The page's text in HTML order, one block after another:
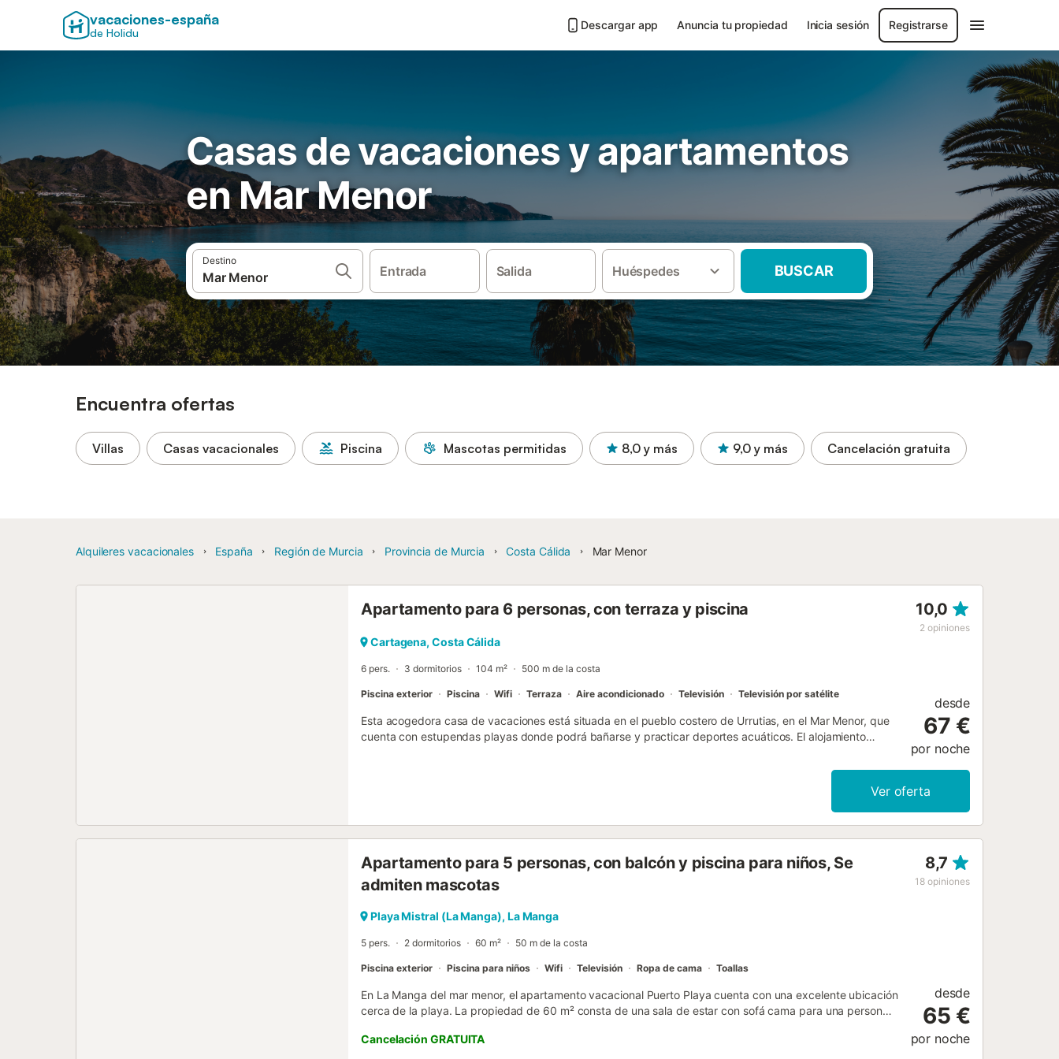
vacaciones-españa
de Holidu
Descargar app Anuncia tu propiedad Inicia sesión Registrarse
Casas de vacaciones y apartamentos
en Mar Menor
Destino
Entrada Salida Huéspedes BUSCAR
Encuentra ofertas
Villas Casas vacacionales Piscina Mascotas permitidas 8,0 y más 9,0 y más Cancelación gratuita
Alquileres vacacionales España Región de Murcia Provincia de Murcia Costa Cálida Mar Menor
Apartamento para 6 personas, con terraza y piscina 10,0
2 opiniones
Cartagena, Costa Cálida
6 pers. 3 dormitorios 104 m² 500 m de la costa
Piscina exterior Piscina Wifi Terraza Aire acondicionado Televisión Televisión por satélite
Esta acogedora casa de vacaciones está situada en el pueblo costero de Urrutias, en el Mar Menor, que
cuenta con estupendas playas donde podrá bañarse y practicar deportes acuáticos. El alojamiento
desayuno al sol. El amplio y moderno salón-comedor es ideal para disfrutar del tiempo juntos. En el
exterior, hay una piscina para refrescarse, una barbacoa y una gran mesa para comer al aire libre. En los
alrededores encontrará pueblos como Alcáceres o Cabo de Palos, muy conocidos por sus especialidades
arroceras. El campo de golf Manga Club y el Parque Natural de Calblanque también están cerca....
desde
67 €
por noche
Ver oferta
Apartamento para 5 personas, con balcón y piscina para niños, Se
admiten mascotas
8,7
18 opiniones
Playa Mistral (La Manga), La Manga
5 pers. 2 dormitorios 60 m² 50 m de la costa
Piscina exterior Piscina para niños Wifi Televisión Ropa de cama Toallas
En La Manga del mar menor, el apartamento vacacional Puerto Playa cuenta con una excelente ubicación
cerca de la playa. La propiedad de 60 m² consta de una sala de estar con sofá cama para una persona,
adicionales incluyen Wi-Fi de alta velocidad (apto para videollamadas), televisión y lavadora. También
Cancelación GRATUITA
desde
65 €
por noche